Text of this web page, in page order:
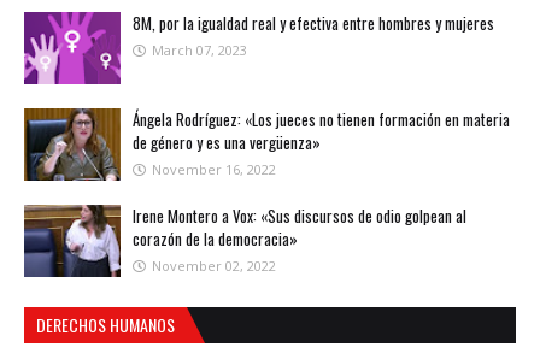
8M, por la igualdad real y efectiva entre hombres y mujeres
March 07, 2023
Ángela Rodríguez: «Los jueces no tienen formación en materia
de género y es una vergüenza»
November 16, 2022
Irene Montero a Vox: «Sus discursos de odio golpean al
corazón de la democracia»
November 02, 2022
DERECHOS HUMANOS